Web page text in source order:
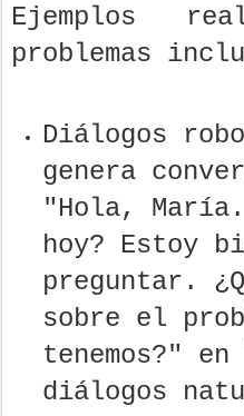
Ejemplos
problemas
Diálogos
genera
"Hola, María.
hoy? Estoy
preguntar.
sobre el
tenemos?"
diálogos